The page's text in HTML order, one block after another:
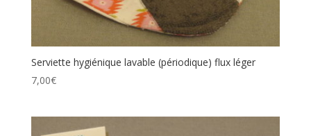
Serviette hygiénique lavable (périodique) flux léger
7,00€